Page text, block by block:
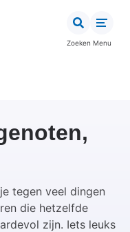
Zoeken Menu
tegen veel dingen
die hetzelfde
zijn. Iets leuks